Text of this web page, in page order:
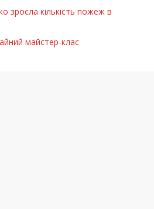
зросла кількість пожеж в
майстер-клас